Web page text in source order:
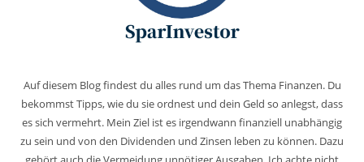
Auf diesem Blog findest du alles rund um das Thema Finanzen. Du
bekommst Tipps, wie du sie ordnest und dein Geld so anlegst, dass
es sich vermehrt. Mein Ziel ist es irgendwann finanziell unabhängig
zu sein und von den Dividenden und Zinsen leben zu können. Dazu